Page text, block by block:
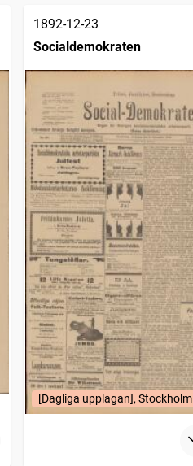
1892-12-23
Socialdemokraten
[Dagliga upplagan], Stockholm